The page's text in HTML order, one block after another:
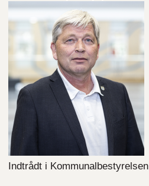
Indtrådt i Kommunalbestyrelsen